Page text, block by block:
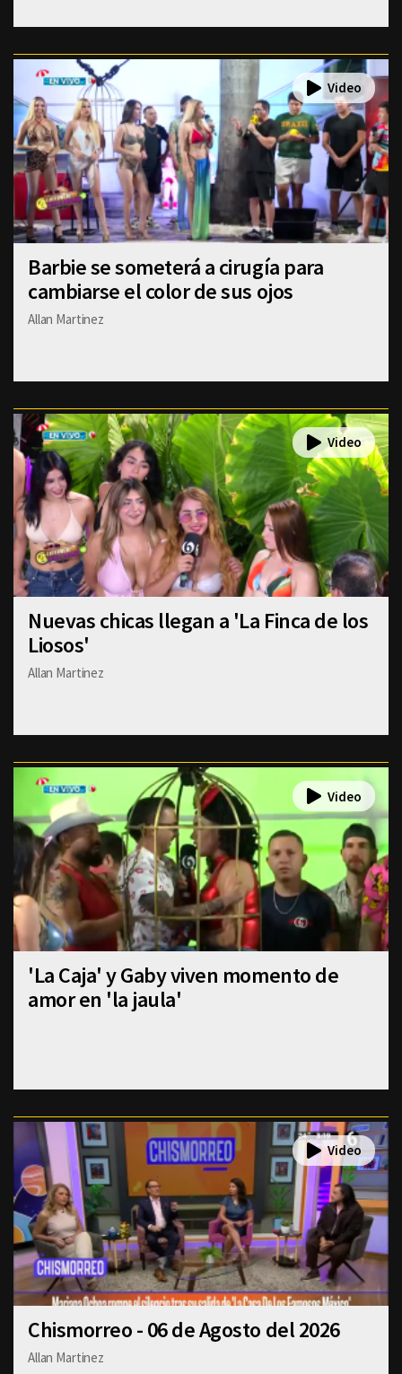
Barbie se someterá a cirugía para
cambiarse el color de sus ojos
Allan Martinez
Nuevas chicas llegan a 'La Finca de los
Liosos'
Allan Martinez
'La Caja' y Gaby viven momento de
amor en 'la jaula'
Chismorreo - 06 de Agosto del 2026
Allan Martinez